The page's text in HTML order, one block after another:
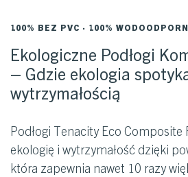
100% BEZ PVC · 100%
Ekologiczne Podłogi
– Gdzie ekologia
wytrzymałością
Podłogi Tenacity Eco Composite
ekologię i wytrzymałość dzięki
która zapewnia nawet 10 razy